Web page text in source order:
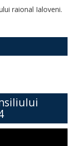
raional Ialoveni.